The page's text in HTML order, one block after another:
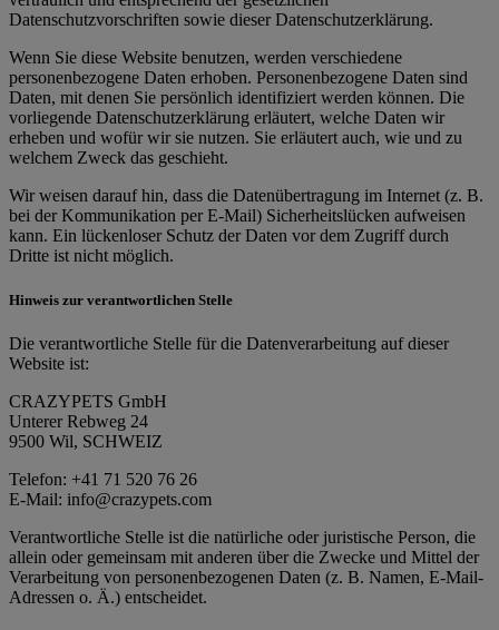
Datenschutzvorschriften sowie dieser Datenschutzerklärung.
Wenn Sie diese Website benutzen, werden verschiedene
personenbezogene Daten erhoben. Personenbezogene Daten sind
Daten, mit denen Sie persönlich identifiziert werden können. Die
vorliegende Datenschutzerklärung erläutert, welche Daten wir
erheben und wofür wir sie nutzen. Sie erläutert auch, wie und zu
welchem Zweck das geschieht.
Wir weisen darauf hin, dass die Datenübertragung im Internet (z. B.
bei der Kommunikation per E-Mail) Sicherheitslücken aufweisen
kann. Ein lückenloser Schutz der Daten vor dem Zugriff durch
Dritte ist nicht möglich.
Hinweis zur verantwortlichen Stelle
Die verantwortliche Stelle für die Datenverarbeitung auf dieser
Website ist:
CRAZYPETS GmbH
Unterer Rebweg 24
9500 Wil, SCHWEIZ
Telefon: +41 71 520 76 26
E-Mail: info@crazypets.com
Verantwortliche Stelle ist die natürliche oder juristische Person, die
allein oder gemeinsam mit anderen über die Zwecke und Mittel der
Verarbeitung von personenbezogenen Daten (z. B. Namen, E-Mail-
Adressen o. Ä.) entscheidet.